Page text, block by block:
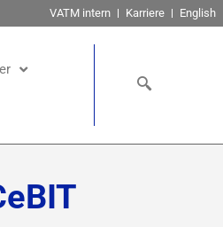
VATM intern Karriere English